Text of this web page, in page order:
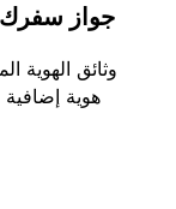
جواز سفرك
وثائق الهوية
هوية